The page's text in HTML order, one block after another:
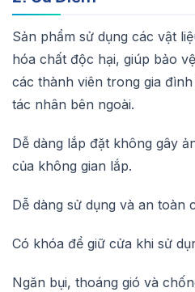
Sản phẩm sử dụng các vật
hóa chất độc hại, giúp bảo
các thành viên trong gia
tác nhân bên ngoài.
Dễ dàng lắp đặt không gây
của không gian lắp.
Dễ dàng sử dụng và an toàn
Có khóa để giữ cửa khi sử
Ngăn bụi, thoáng gió và